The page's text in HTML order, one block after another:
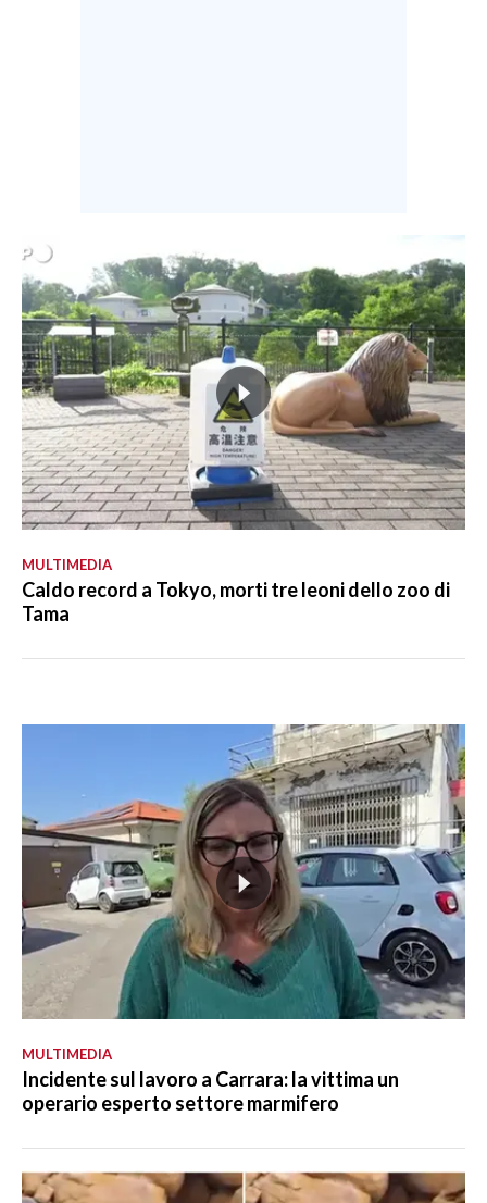
MULTIMEDIA
Caldo record a Tokyo, morti tre leoni dello zoo di
Tama
MULTIMEDIA
Incidente sul lavoro a Carrara: la vittima un
operario esperto settore marmifero